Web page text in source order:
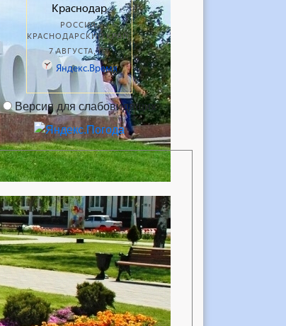
Версия для слабовидящих